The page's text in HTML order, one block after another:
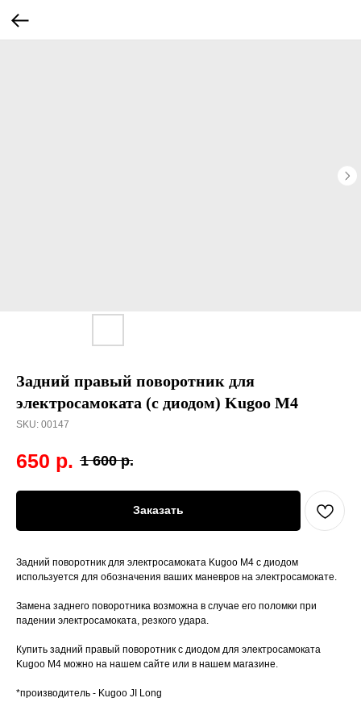
Задний правый поворотник для
электросамоката (с диодом) Kugoo M4
SKU: 00147
650 р. 1 600 р.
Заказать
Задний поворотник для электросамоката Kugoo M4 с диодом
используется для обозначения ваших маневров на электросамокате.
Замена заднего поворотника возможна в случае его поломки при
падении электросамоката, резкого удара.
Купить задний правый поворотник с диодом для электросамоката
Kugoo M4 можно на нашем сайте или в нашем магазине.
*производитель - Kugoo JI Long